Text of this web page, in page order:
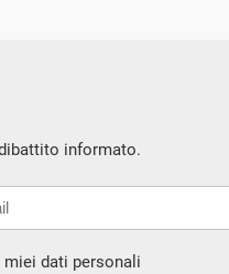
informato.
dati personali